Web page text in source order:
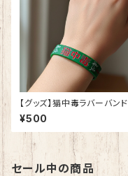
【グッズ】猫中毒ラバーバンド
¥500
セール中の商品